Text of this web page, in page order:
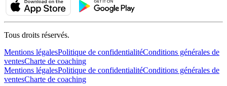
Tous droits réservés.
Mentions légalesPolitique de confidentialitéConditions générales de
ventesCharte de coaching
Mentions légalesPolitique de confidentialitéConditions générales de
ventesCharte de coaching